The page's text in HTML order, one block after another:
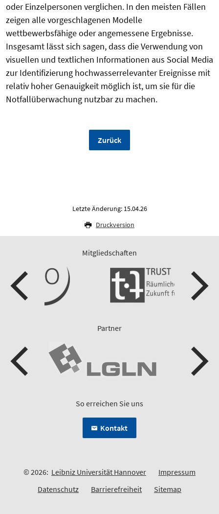
oder Einzelpersonen verglichen. In den meisten Fällen
zeigen alle vorgeschlagenen Modelle
wettbewerbsfähige oder angemessene Ergebnisse.
Insgesamt lässt sich sagen, dass die Verwendung von
visuellen und textlichen Informationen aus Social Media
zur Identifizierung hochwasserrelevanter Ereignisse mit
relativ hoher Genauigkeit möglich ist, um sie für die
Notfallüberwachung nutzbar zu machen.
Zurück
Letzte Änderung: 15.04.26
Druckversion
Mitgliedschaften
Partner
So erreichen Sie uns
Kontakt
© 2026: Leibniz Universität Hannover
Impressum
Datenschutz
Barrierefreiheit Sitemap